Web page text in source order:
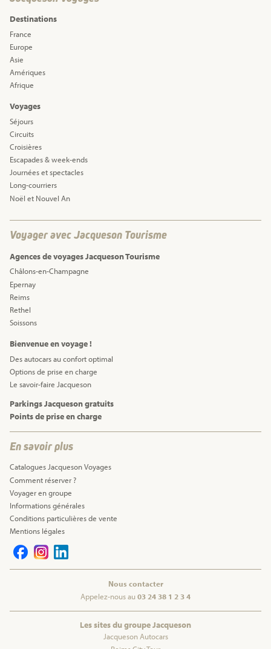
Destinations
France
Europe
Asie
Amériques
Afrique
Voyages
Séjours
Circuits
Croisières
Escapades & week-ends
Journées et spectacles
Long-courriers
Noël et Nouvel An
Voyager avec Jacqueson Tourisme
Agences de voyages Jacqueson Tourisme
Châlons-en-Champagne
Epernay
Reims
Rethel
Soissons
Bienvenue en voyage !
Des autocars au confort optimal
Options de prise en charge
Le savoir-faire Jacqueson
Parkings Jacqueson gratuits
Points de prise en charge
En savoir plus
Catalogues Jacqueson Voyages
Comment réserver ?
Voyager en groupe
Informations générales
Conditions particulières de vente
Mentions légales
Nous contacter
Appelez-nous au03 24 38 1 2 3 4
Les sites du groupe Jacqueson
Jacqueson Autocars